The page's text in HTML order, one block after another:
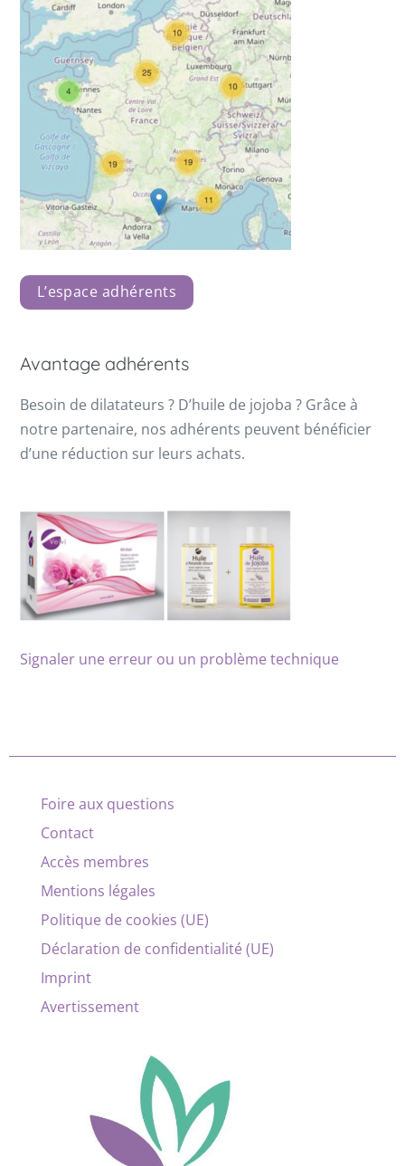
L’espace adhérents
Avantage adhérents
Besoin de dilatateurs ? D’huile de jojoba ? Grâce à
notre partenaire, nos adhérents peuvent bénéficier
d’une réduction sur leurs achats.
Signaler une erreur ou un problème technique
Foire aux questions
Contact
Accès membres
Mentions légales
Politique de cookies (UE)
Déclaration de confidentialité (UE)
Imprint
Avertissement